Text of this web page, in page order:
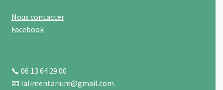
Nous contacter
Facebook
📞 06 13 64 29 00
📧 lalimentarium@gmail.com